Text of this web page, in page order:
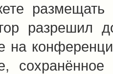
размещать
разрешил
на